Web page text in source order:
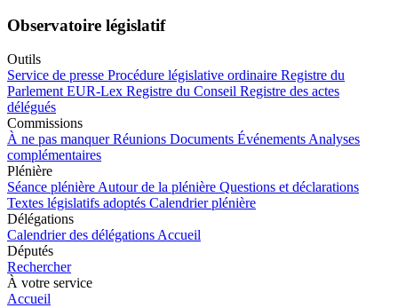
Observatoire législatif
Outils
Service de presse Procédure législative ordinaire Registre du
Parlement EUR-Lex Registre du Conseil Registre des actes
délégués
Commissions
À ne pas manquer Réunions Documents ÉvénementsAnalyses
complémentaires
Plénière
Séance plénièreAutour de la plénière Questions et déclarations
Textes législatifs adoptés Calendrier plénière
Délégations
Calendrier des délégationsAccueil
Députés
Rechercher
À votre service
Accueil